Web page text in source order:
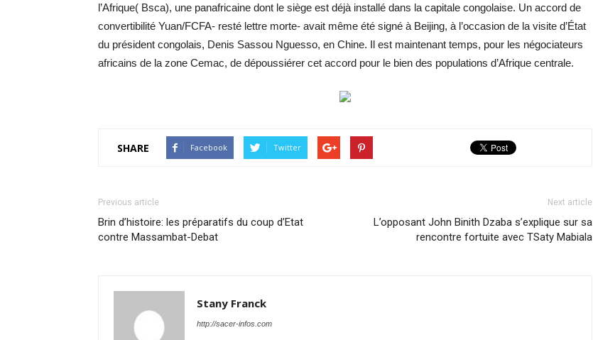
l’Afrique( Bsca), une panafricaine dont le siège est déjà installé dans la capitale congolaise. Un accord de
convertibilité Yuan/FCFA- resté lettre morte- avait même été signé à Beijing, à l’occasion de la visite d’État
du président congolais, Denis Sassou Nguesso, en Chine. Il est maintenant temps, pour les négociateurs
africains de la zone Cemac, de dépoussiérer cet accord pour le bien des populations d’Afrique centrale.
SHARE Facebook Twitter
Previous article
Brin d’histoire: les préparatifs du coup d’Etat
contre Massambat-Debat
Next article
L’opposant John Binith Dzaba s’explique sur sa
rencontre fortuite avec TSaty Mabiala
Stany Franck
http://sacer-infos.com